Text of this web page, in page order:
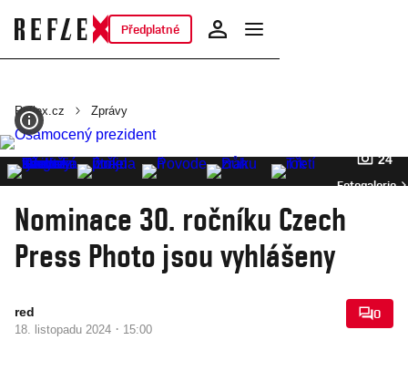
Předplatné
Reflex.cz Zprávy
24
Fotogalerie
Nominace 30. ročníku Czech
Press Photo jsou vyhlášeny
red
18. listopadu 2024 · 15:00
0